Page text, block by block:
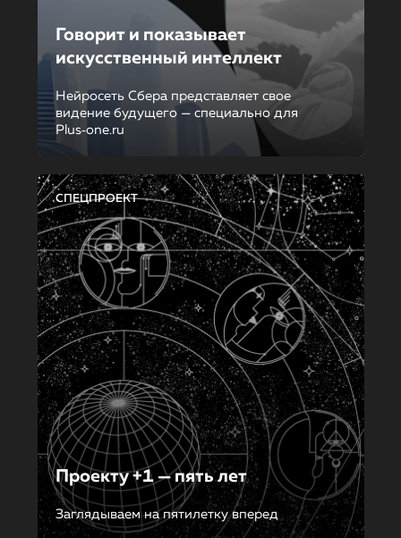
Говорит и показывает
искусственный интеллект
Нейросеть Сбера представляет свое
видение будущего — специально для
Plus‑one.ru
СПЕЦПРОЕКТ
Проекту +1 — пять лет
Заглядываем на пятилетку вперед